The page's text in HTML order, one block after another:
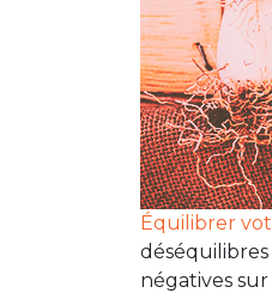
Équilibrer
négatives